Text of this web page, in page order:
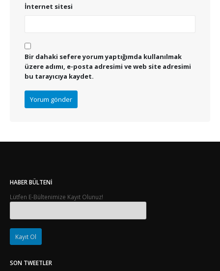
İnternet sitesi
Bir dahaki sefere yorum yaptığımda kullanılmak
üzere adımı, e-posta adresimi ve web site adresimi
bu tarayıcıya kaydet.
HABER BÜLTENI
Lütfen E-Bültenimize Kayıt Olunuz!
SON TWEETLER